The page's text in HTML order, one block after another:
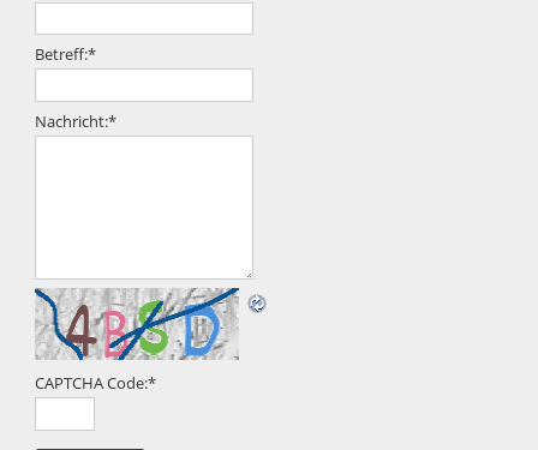
Betreff:*
Nachricht:*
CAPTCHA Code:*